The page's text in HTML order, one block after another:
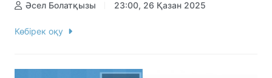
Әсел Болатқызы 23:00, 26 Қазан 2025
Көбірек оқу